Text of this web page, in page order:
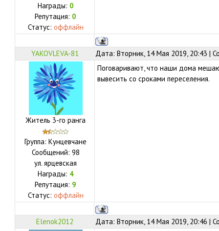
Награды: 0
Репутация: 0
Статус: оффлайн
YAKOVLEVA-81 Дата: Вторник, 14 Мая 2019, 20:43 |
Житель 3-го ранга
Группа: Кунцевчане
Сообщений: 98
ул. ярцевская
Награды: 4
Репутация: 9
Статус: оффлайн
Поговаривают, что наши дома
вывесить со сроками переселения.
Elenok2012 Дата: Вторник, 14 Мая 2019, 20:46 |